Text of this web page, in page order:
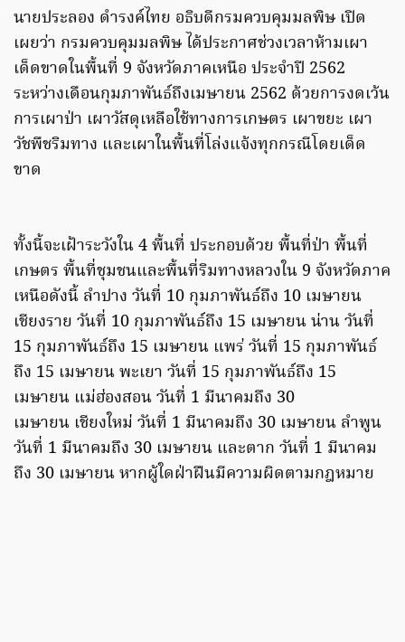
นายประลอง ดำรงค์ไทย อธิบดีกรมควบคุมมลพิษ เปิด
เผยว่า กรมควบคุมมลพิษ ได้ประกาศช่วงเวลาห้ามเผา
เด็ดขาดในพื้นที่ 9 จังหวัดภาคเหนือ ประจำปี 2562
ระหว่างเดือนกุมภาพันธ์ถึงเมษายน 2562 ด้วยการงดเว้น
การเผาป่า เผาวัสดุเหลือใช้ทางการเกษตร เผาขยะ เผา
วัชพืชริมทาง และเผาในพื้นที่โล่งแจ้งทุกกรณีโดยเด็ด
ขาด
ทั้งนี้จะเฝ้าระวังใน 4 พื้นที่ ประกอบด้วย พื้นที่ป่า พื้นที่
เกษตร พื้นที่ชุมชนและพื้นที่ริมทางหลวงใน 9 จังหวัดภาค
เหนือดังนี้ ลำปาง วันที่ 10 กุมภาพันธ์ถึง 10 เมษายน
เชียงราย วันที่ 10 กุมภาพันธ์ถึง 15 เมษายน น่าน วันที่
15 กุมภาพันธ์ถึง 15 เมษายน แพร่ วันที่ 15 กุมภาพันธ์
ถึง 15 เมษายน พะเยา วันที่ 15 กุมภาพันธ์ถึง 15
เมษายน แม่ฮ่องสอน วันที่ 1 มีนาคมถึง 30
เมษายน เชียงใหม่ วันที่ 1 มีนาคมถึง 30 เมษายน ลำพูน
วันที่ 1 มีนาคมถึง 30 เมษายน และตาก วันที่ 1 มีนาคม
ถึง 30 เมษายน หากผู้ใดฝ่าฝืนมีความผิดตามกฎหมาย